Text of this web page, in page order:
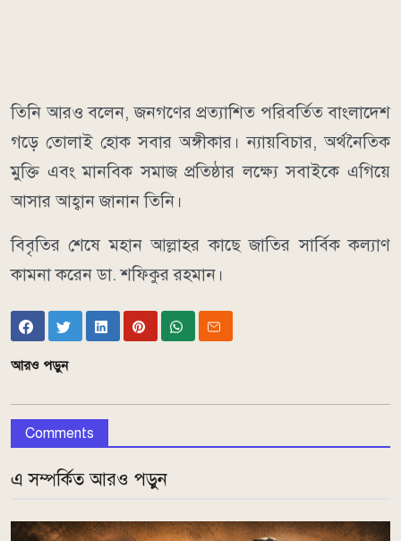
তিনি আরও বলেন, জনগণের প্রত্যাশিত পরিবর্তিত বাংলাদেশ
গড়ে তোলাই হোক সবার অঙ্গীকার। ন্যায়বিচার, অর্থনৈতিক
মুক্তি এবং মানবিক সমাজ প্রতিষ্ঠার লক্ষ্যে সবাইকে এগিয়ে
আসার আহ্বান জানান তিনি।
বিবৃতির শেষে মহান আল্লাহর কাছে জাতির সার্বিক কল্যাণ
কামনা করেন ডা. শফিকুর রহমান।
আরও পড়ুন
Comments
এ সম্পর্কিত আরও পড়ুন